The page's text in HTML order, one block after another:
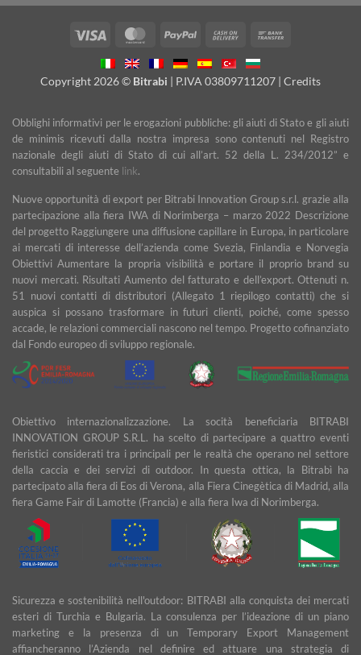
Visa MasterCardPayPal
Cash
Delivery
Copyright 2026 © Bitrabi | P.IVA 03809711207 | Credits
Obblighi informativi per le erogazioni pubbliche: gli aiuti di Stato e gli aiuti
de minimis ricevuti dalla nostra impresa sono contenuti nel Registro
nazionale degli aiuti di Stato di cui all’art. 52 della L. 234/2012” e
consultabili al seguente link.
Nuove opportunità di export per Bitrabi Innovation Group s.r.l. grazie alla
partecipazione alla fiera IWA di Norimberga – marzo 2022 Descrizione
del progetto Raggiungere una diffusione capillare in Europa, in particolare
ai mercati di interesse dell’azienda come Svezia, Finlandia e Norvegia
Obiettivi Aumentare la propria visibilità e portare il proprio brand su
nuovi mercati. Risultati Aumento del fatturato e dell’export. Ottenuti n.
51 nuovi contatti di distributori (Allegato 1 riepilogo contatti) che si
auspica si possano trasformare in futuri clienti, poiché, come spesso
accade, le relazioni commerciali nascono nel tempo. Progetto cofinanziato
dal Fondo europeo di sviluppo regionale.
Obiettivo internazionalizzazione. La socità beneficiaria BITRABI
INNOVATION GROUP S.R.L. ha scelto di partecipare a quattro eventi
fieristici considerati tra i principali per le realtà che operano nel settore
della caccia e dei servizi di outdoor. In questa ottica, la Bitrabì ha
partecipato alla fiera di Eos di Verona, alla Fiera Cinegètica di Madrid, alla
fiera Game Fair di Lamotte (Francia) e alla fiera Iwa di Norimberga.
Sicurezza e sostenibilità nell'outdoor: BITRABI alla conquista dei mercati
esteri di Turchia e Bulgaria. La consulenza per l’ideazione di un piano
marketing e la presenza di un Temporary Export Management
affiancheranno l’Azienda nel definire ed attuare una strategia di